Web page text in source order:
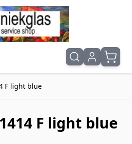
F light blue
F light blue